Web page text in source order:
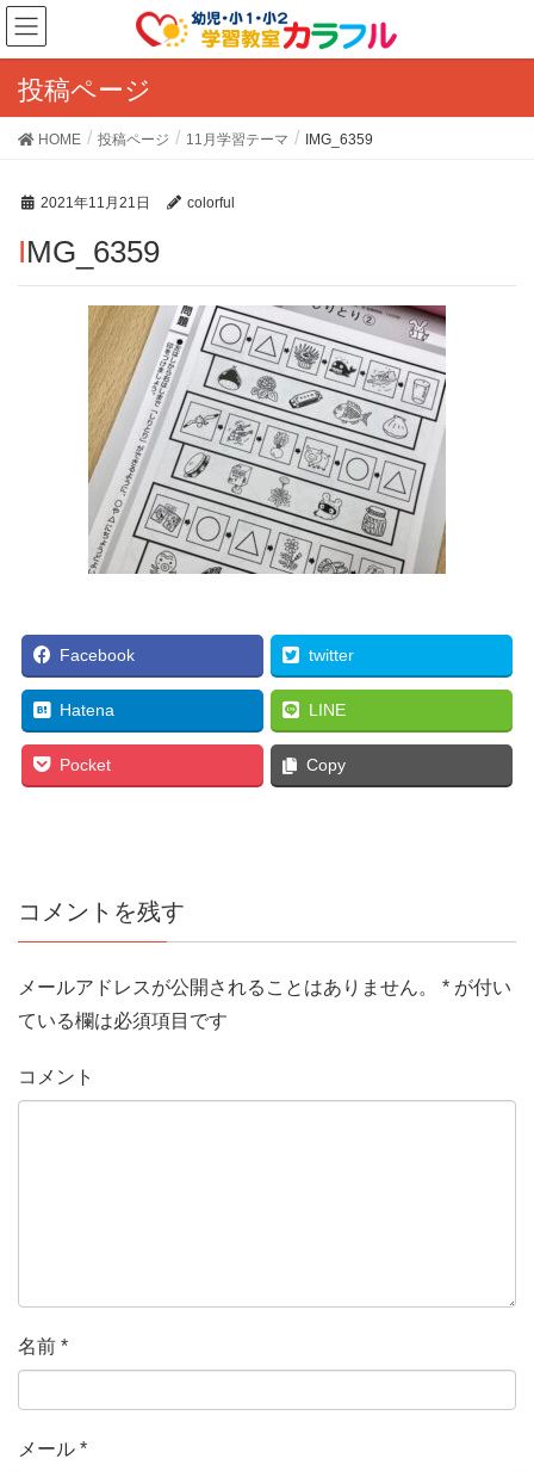
投稿ページ
HOME 投稿ページ 11月学習テーマ IMG_6359
2021年11月21日 colorful
IMG_6359
Facebook twitter
Hatena LINE
Pocket Copy
コメントを残す
メールアドレスが公開されることはありません。 * が付い
ている欄は必須項目です
コメント
名前 *
メール *